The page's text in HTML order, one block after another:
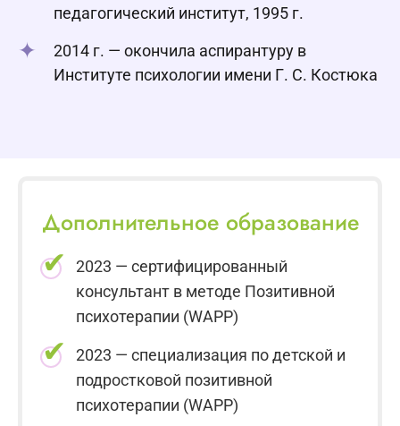
педагогический институт, 1995 г.
2014 г. — окончила аспирантуру в
Институте психологии имени Г. С. Костюка
Дополнительное образование
2023 — сертифицированный
консультант в методе Позитивной
психотерапии (WAPP)
2023 — специализация по детской и
подростковой позитивной
психотерапии (WAPP)